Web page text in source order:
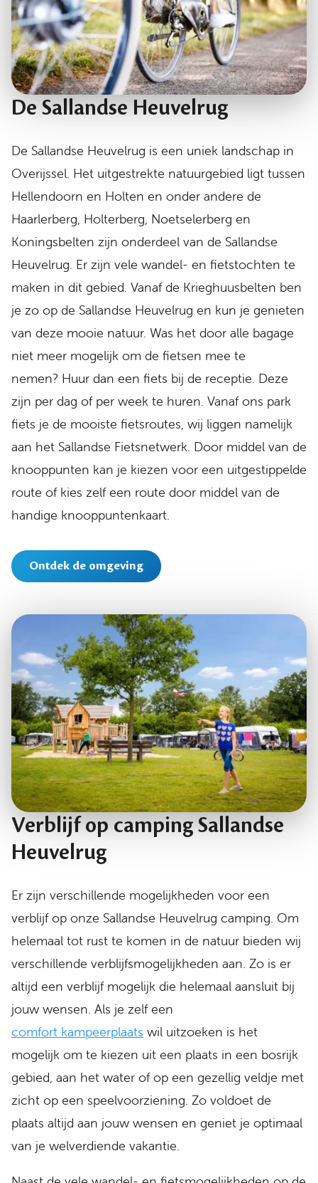
De Sallandse Heuvelrug
De Sallandse Heuvelrug is een uniek landschap in
Overijssel. Het uitgestrekte natuurgebied ligt tussen
Hellendoorn en Holten en onder andere de
Haarlerberg, Holterberg, Noetselerberg en
Koningsbelten zijn onderdeel van de Sallandse
Heuvelrug. Er zijn vele wandel- en fietstochten te
maken in dit gebied. Vanaf de Krieghuusbelten ben
je zo op de Sallandse Heuvelrug en kun je genieten
van deze mooie natuur. Was het door alle bagage
niet meer mogelijk om de fietsen mee te
nemen? Huur dan een fiets bij de receptie. Deze
zijn per dag of per week te huren. Vanaf ons park
fiets je de mooiste fietsroutes, wij liggen namelijk
aan het Sallandse Fietsnetwerk. Door middel van de
knooppunten kan je kiezen voor een uitgestippelde
route of kies zelf een route door middel van de
handige knooppuntenkaart.
Ontdek de omgeving
Verblijf op camping Sallandse
Heuvelrug
Er zijn verschillende mogelijkheden voor een
verblijf op onze Sallandse Heuvelrug camping. Om
helemaal tot rust te komen in de natuur bieden wij
verschillende verblijfsmogelijkheden aan. Zo is er
altijd een verblijf mogelijk die helemaal aansluit bij
jouw wensen. Als je zelf een
comfort kampeerplaats wil uitzoeken is het
mogelijk om te kiezen uit een plaats in een bosrijk
gebied, aan het water of op een gezellig veldje met
zicht op een speelvoorziening. Zo voldoet de
plaats altijd aan jouw wensen en geniet je optimaal
van je welverdiende vakantie.